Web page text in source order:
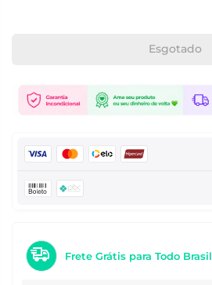
Esgotado
Frete Grátis para Todo Brasil